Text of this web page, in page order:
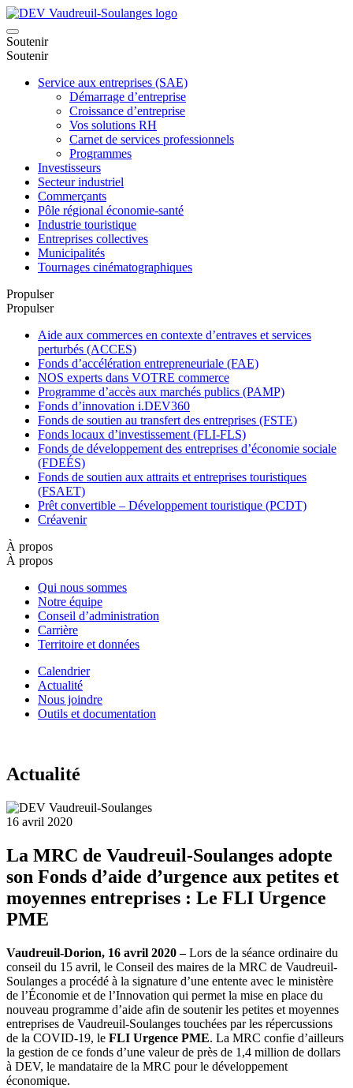
Soutenir
Soutenir
Service aux entreprises (SAE)
Démarrage d’entreprise
Croissance d’entreprise
Vos solutions RH
Carnet de services professionnels
Programmes
Investisseurs
Secteur industriel
Commerçants
Pôle régional économie-santé
Industrie touristique
Entreprises collectives
Municipalités
Tournages cinématographiques
Propulser
Propulser
Aide aux commerces en contexte d’entraves et services
perturbés (ACCES)
Fonds d’accélération entrepreneuriale (FAE)
NOS experts dans VOTRE commerce
Programme d’accès aux marchés publics (PAMP)
Fonds d’innovation i.DEV360
Fonds de soutien au transfert des entreprises (FSTE)
Fonds locaux d’investissement (FLI-FLS)
Fonds de développement des entreprises d’économie sociale
(FDEÉS)
Fonds de soutien aux attraits et entreprises touristiques
(FSAET)
Prêt convertible – Développement touristique (PCDT)
Créavenir
À propos
À propos
Qui nous sommes
Notre équipe
Conseil d’administration
Carrière
Territoire et données
Calendrier
Actualité
Nous joindre
Outils et documentation
Actualité
16 avril 2020
La MRC de Vaudreuil-Soulanges adopte
son Fonds d’aide d’urgence aux petites et
moyennes entreprises : Le FLI Urgence
PME
Vaudreuil-Dorion, 16 avril 2020 –Lors de la séance ordinaire du
conseil du 15 avril, le Conseil des maires de la MRC de Vaudreuil-
Soulanges a procédé à la signature d’une entente avec le ministère
de l’Économie et de l’Innovation qui permet la mise en place du
nouveau programme d’aide afin de soutenir les petites et moyennes
entreprises de Vaudreuil-Soulanges touchées par les répercussions
de la COVID-19, le FLI Urgence PME. La MRC confie d’ailleurs
la gestion de ce fonds d’une valeur de près de 1,4 million de dollars
à DEV, le mandataire de la MRC pour le développement
économique.